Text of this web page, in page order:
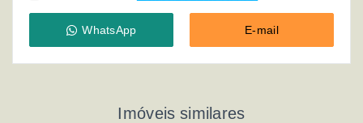
WhatsApp E-mail
Imóveis similares